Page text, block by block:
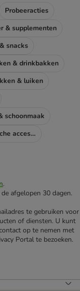
Probeeracties
& supplementen
snacks
& drinkbakken
& luiken
schoonmaak
Camera’s & technische accessoires
.
afgelopen 30 dagen.
te gebruiken voor
of diensten. U kunt
op te nemen met
Portal te bezoeken.